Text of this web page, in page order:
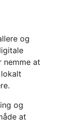
og
nemme at
og
at